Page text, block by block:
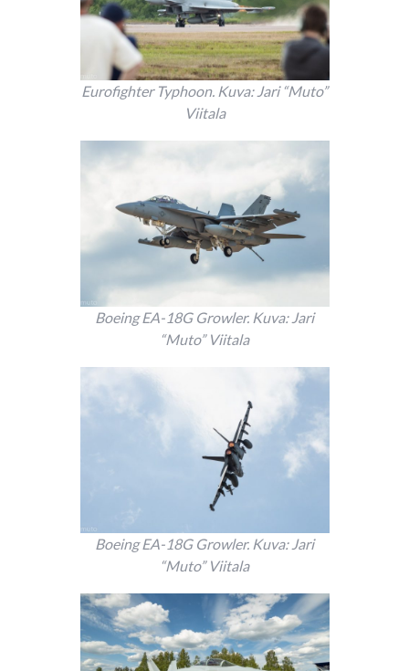
Eurofighter Typhoon. Kuva: Jari “Muto”
Viitala
Boeing EA-18G Growler. Kuva: Jari
“Muto” Viitala
Boeing EA-18G Growler. Kuva: Jari
“Muto” Viitala